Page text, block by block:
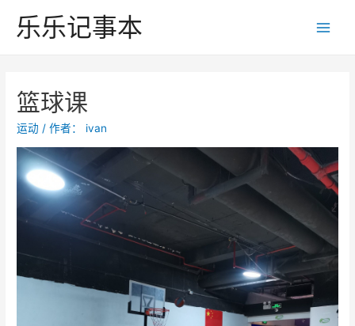
乐乐记事本
篮球课
运动 / 作者： ivan